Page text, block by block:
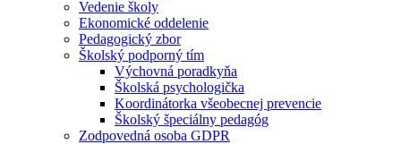
Vedenie školy
Ekonomické oddelenie
Pedagogický zbor
Školský podporný tím
Výchovná poradkyňa
Školská psychologička
Koordinátorka všeobecnej prevencie
Školský špeciálny pedagóg
Zodpovedná osoba GDPR